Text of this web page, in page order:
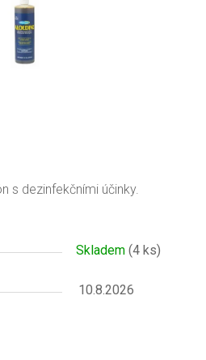
s dezinfekčními účinky.
Skladem (4 ks)
10.8.2026